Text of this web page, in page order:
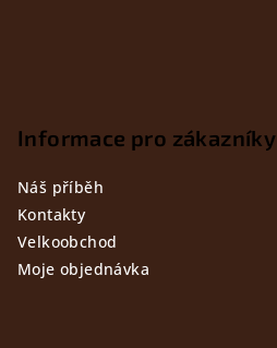
Informace pro zákazníky
Náš příběh
Kontakty
Velkoobchod
Moje objednávka